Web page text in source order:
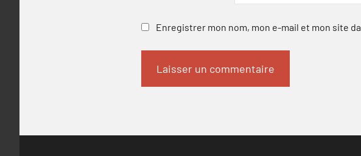
Enregistrer mon nom, mon e-mail et mon site